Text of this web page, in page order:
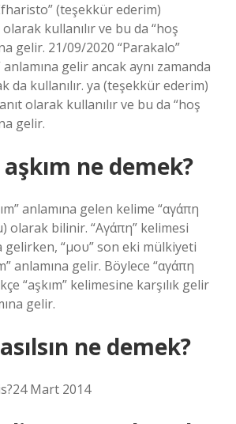
(teşekkür ederim)
kullanılır ve bu da “hoş
gelir. 21/09/2020 “Parakalo”
gelir ancak aynı zamanda
da kullanılır. ya (teşekkür ederim)
olarak kullanılır ve bu da “hoş
gelir.
ne demek?
anlamına gelen kelime “αγάπη
olarak bilinir. “Αγάπη” kelimesi
gelirken, “μου” son eki mülkiyeti
anlamına gelir. Böylece “αγάπη
“aşkım” kelimesine karşılık gelir
gelir.
ne demek?
Mart 2014